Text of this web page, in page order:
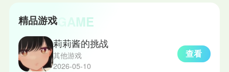
精品游戏GAME
莉莉酱的挑战
其他游戏
2026-05-10
查看